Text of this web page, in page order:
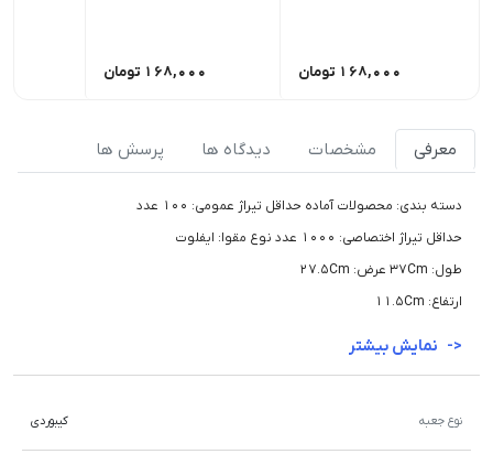
168,000 تومان 168,000 تومان
معرفی مشخصات دیدگاه ها پرسش ها
دسته بندی: محصولات آماده حداقل تیراژ عمومی: 100 عدد
حداقل تیراژ اختصاصی: 1000 عدد نوع مقوا: ایفلوت
طول: 37Cm عرض: 27.5Cm
ارتفاع: 11.5Cm
نوع جعبه کیبوردی